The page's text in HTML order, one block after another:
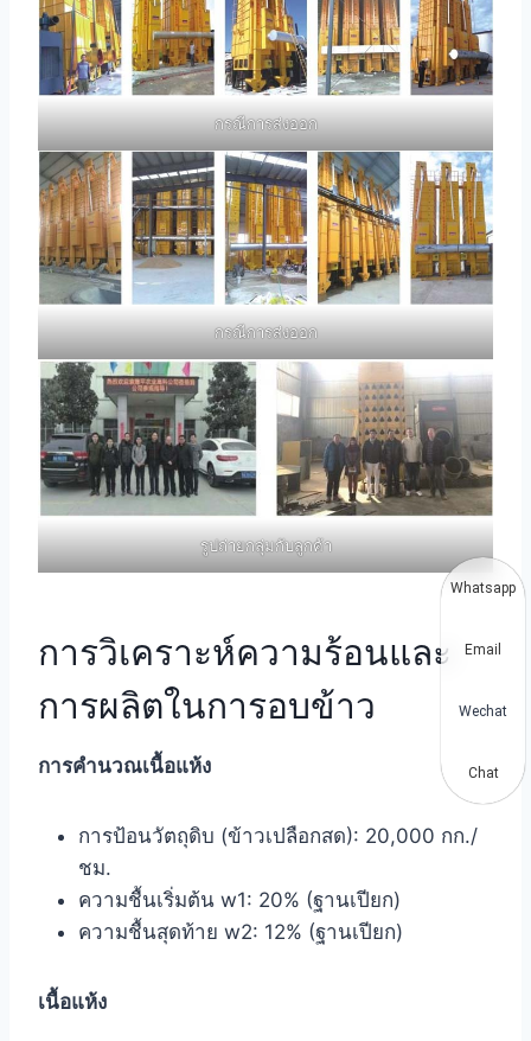
กรณีการส่งออก
กรณีการส่งออก
รูปถ่ายกลุ่มกับลูกค้า
การวิเคราะห์ความร้อนและ
การผลิตในการอบข้าว
การคำนวณเนื้อแห้ง
การป้อนวัตถุดิบ (ข้าวเปลือกสด): 20,000 กก./
ชม.
ความชื้นเริ่มต้น w1: 20% (ฐานเปียก)
ความชื้นสุดท้าย w2: 12% (ฐานเปียก)
เนื้อแห้ง
Whatsapp
Email
Wechat
Chat